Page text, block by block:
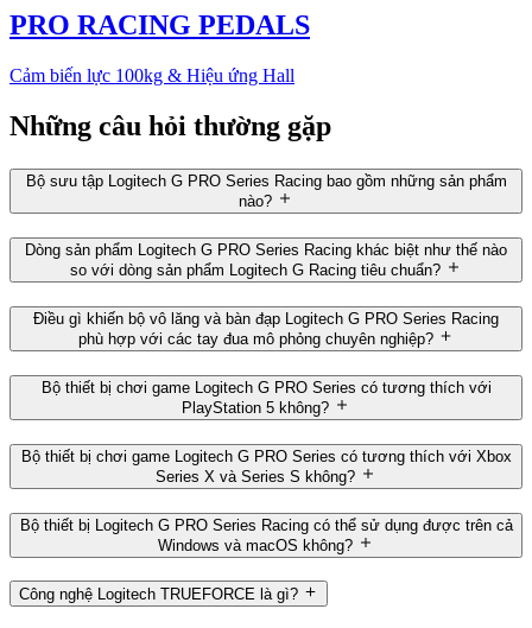
PRO RACING PEDALS
Cảm biến lực 100kg & Hiệu ứng Hall
Những câu hỏi thường gặp
Bộ sưu tập Logitech G PRO Series Racing bao gồm những sản phẩm
nào?
Dòng sản phẩm Logitech G PRO Series Racing khác biệt như thế nào
so với dòng sản phẩm Logitech G Racing tiêu chuẩn?
Điều gì khiến bộ vô lăng và bàn đạp Logitech G PRO Series Racing
phù hợp với các tay đua mô phỏng chuyên nghiệp?
Bộ thiết bị chơi game Logitech G PRO Series có tương thích với
PlayStation 5 không?
Bộ thiết bị chơi game Logitech G PRO Series có tương thích với Xbox
Series X và Series S không?
Bộ thiết bị Logitech G PRO Series Racing có thể sử dụng được trên cả
Windows và macOS không?
Công nghệ Logitech TRUEFORCE là gì?